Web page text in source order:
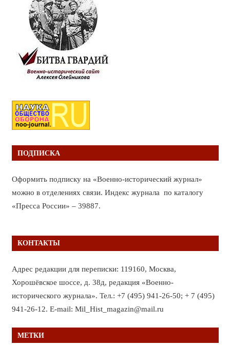
ПОДПИСКА
Оформить подписку на «Военно-исторический журнал»
можно в отделениях связи. Индекс журнала по каталогу
«Пресса России» – 39887.
КОНТАКТЫ
Адрес редакции для переписки: 119160, Москва,
Хорошёвское шоссе, д. 38д, редакция «Военно-
исторического журнала». Тел.: +7 (495) 941-26-50; + 7 (495)
941-26-12. E-mail: Mil_Hist_magazin@mail.ru
МЕТКИ